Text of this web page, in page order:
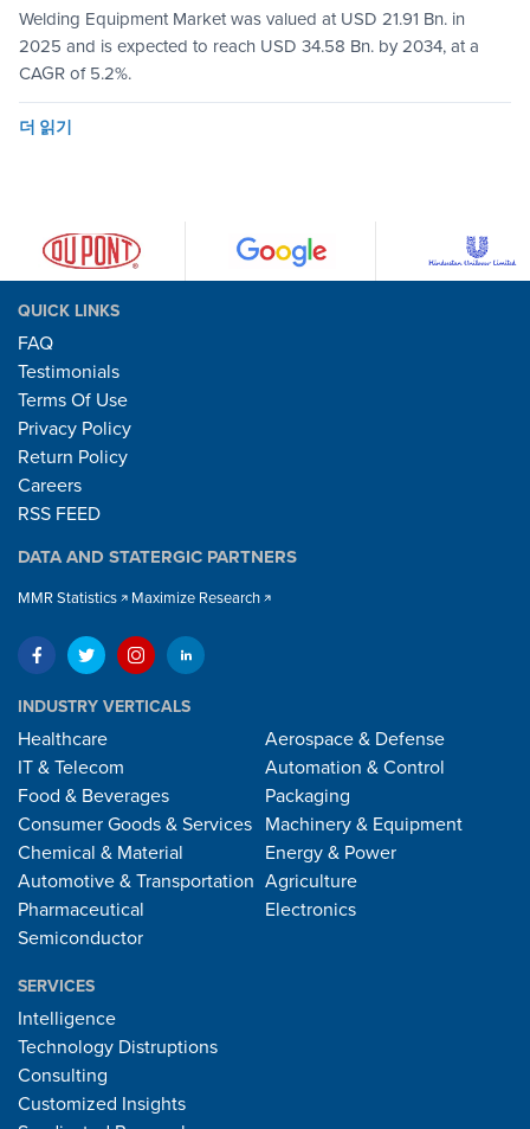
Welding Equipment Market was valued at USD 21.91 Bn. in
2025 and is expected to reach USD 34.58 Bn. by 2034, at a
CAGR of 5.2%.
더 읽기
QUICK LINKS
FAQ
Testimonials
Terms Of Use
Privacy Policy
Return Policy
Careers
RSS FEED
DATA AND STATERGIC PARTNERS
MMR Statistics Maximize Research
INDUSTRY VERTICALS
Healthcare
IT & Telecom
Food & Beverages
Consumer Goods & Services
Chemical & Material
Automotive & Transportation
Pharmaceutical
Semiconductor
Aerospace & Defense
Automation & Control
Packaging
Machinery & Equipment
Energy & Power
Agriculture
Electronics
SERVICES
Intelligence
Technology Distruptions
Consulting
Customized Insights